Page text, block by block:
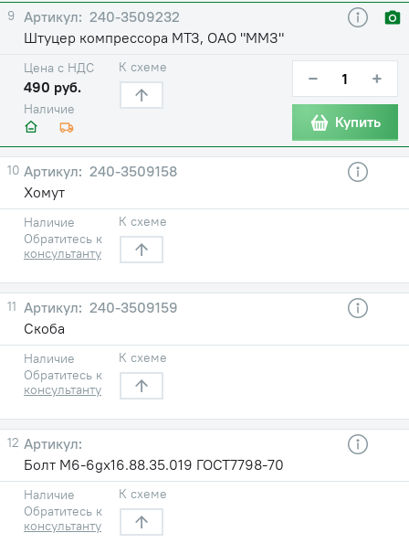
9
240-3509232
Штуцер компрессора МТЗ, ОАО "ММЗ"
Наличие
Цена с НДС
490 руб.
К схеме − +
Купить
10
240-3509158
Хомут
Наличие
Обратитесь к
консультанту
К схеме
11
240-3509159
Скоба
Наличие
Обратитесь к
консультанту
К схеме
12
Болт М6-6gх16.88.35.019 ГОСТ7798-70
Наличие
Обратитесь к
консультанту
К схеме